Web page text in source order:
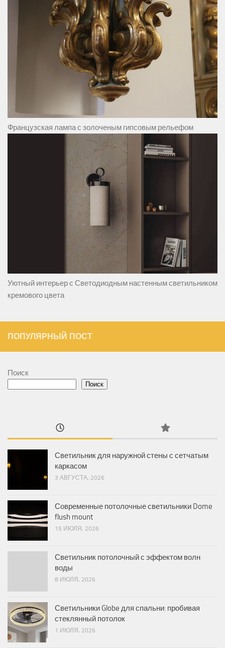
Французская лампа с золоченым гипсовым рельефом
Уютный интерьер с Светодиодным настенным светильником
кремового цвета
ПОПУЛЯРНЫЙ ПОСТ
Поиск
Поиск
Светильник для наружной стены с сетчатым
каркасом
3 АВГУСТА, 2026
Современные потолочные светильники Dome
flush mount
15 ИЮЛЯ, 2026
Светильник потолочный с эффектом волн
воды
8 ИЮЛЯ, 2026
Светильники Globe для спальни: пробивая
стеклянный потолок
1 ИЮЛЯ, 2026